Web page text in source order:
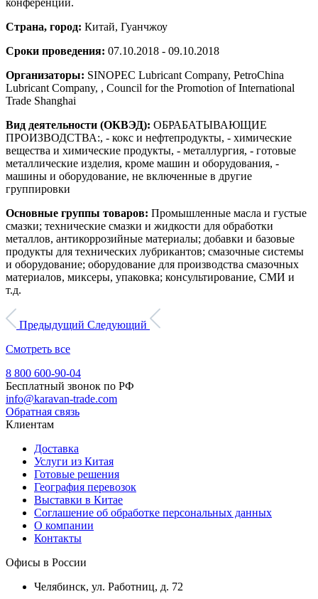
Страна, город: Китай, Гуанчжоу
Сроки проведения: 07.10.2018 - 09.10.2018
Организаторы: SINOPEC Lubricant Company, PetroChina
Lubricant Company, , Council for the Promotion of International
Trade Shanghai
Вид деятельности (ОКВЭД): ОБРАБАТЫВАЮЩИЕ
ПРОИЗВОДСТВА:, - кокс и нефтепродукты, - химические
вещества и химические продукты, - металлургия, - готовые
металлические изделия, кроме машин и оборудования, -
машины и оборудование, не включенные в другие
группировки
Основные группы товаров: Промышленные масла и густые
смазки; технические смазки и жидкости для обработки
металлов, антикоррозийные материалы; добавки и базовые
продукты для технических лубрикантов; смазочные системы
и оборудование; оборудование для производства смазочных
материалов, миксеры, упаковка; консультирование, СМИ и
т.д.
Предыдущий Следующий
Смотреть все
8 800 600-90-04
Бесплатный звонок по РФ
info@karavan-trade.com
Обратная связь
Клиентам
Доставка
Услуги из Китая
Готовые решения
География перевозок
Выставки в Китае
Соглашение об обработке персональных данных
О компании
Контакты
Офисы в России
Челябинск, ул. Работниц, д. 72